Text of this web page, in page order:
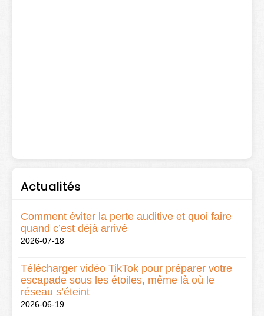
Actualités
Comment éviter la perte auditive et quoi faire
quand c’est déjà arrivé
2026-07-18
Télécharger vidéo TikTok pour préparer votre
escapade sous les étoiles, même là où le
réseau s’éteint
2026-06-19